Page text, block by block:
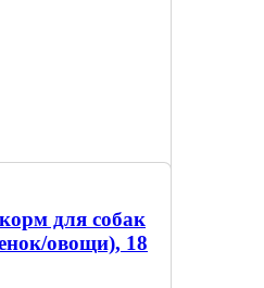
для собак
овощи), 18